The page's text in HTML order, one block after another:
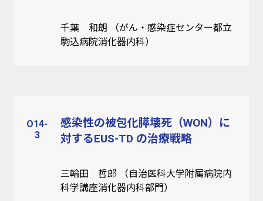
千葉 和朗 （がん・感染症センター都立
駒込病院消化器内科）
O14-
3
感染性の被包化膵壊死（WON）に
対するEUS-TD の治療戦略
三輪田 哲郎 （自治医科大学附属病院内
科学講座消化器内科部門）